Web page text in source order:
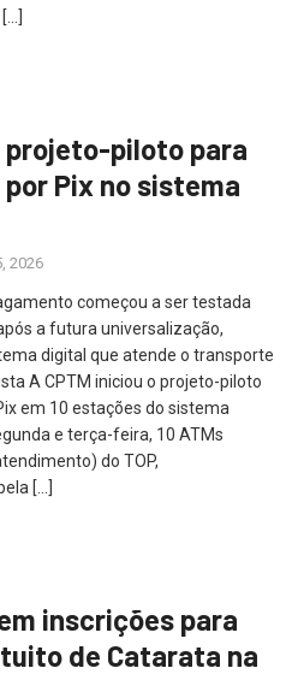
projeto-piloto para
Pix no sistema
2026
começou a ser testada
a futura universalização,
digital que atende o transporte
A CPTM iniciou o projeto-piloto
em 10 estações do sistema
e terça-feira, 10 ATMs
do TOP,
[…]
inscrições para
de Catarata na